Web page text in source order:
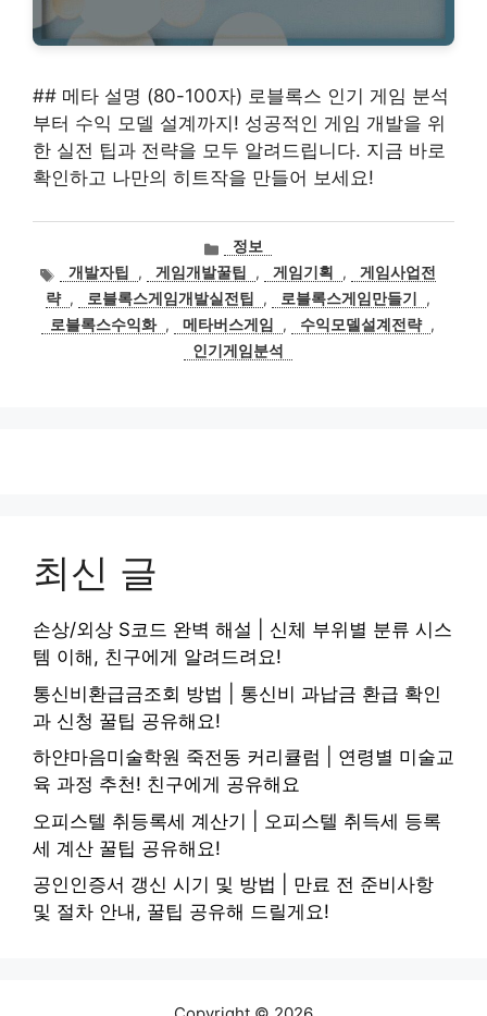
## 메타 설명 (80-100자) 로블록스 인기 게임 분석
부터 수익 모델 설계까지! 성공적인 게임 개발을 위
한 실전 팁과 전략을 모두 알려드립니다. 지금 바로
확인하고 나만의 히트작을 만들어 보세요!
카
테
고
리
정보
태
그
개발자팁 , 게임개발꿀팁 , 게임기획 ,
게임사업전
략 , 로블록스게임개발실전팁 , 로블록스게임만들기
,
로블록스수익화 , 메타버스게임 , 수익모델설계전략 ,
인기게임분석
최신 글
손상/외상 S코드 완벽 해설 | 신체 부위별 분류 시스
템 이해, 친구에게 알려드려요!
통신비환급금조회 방법 | 통신비 과납금 환급 확인
과 신청 꿀팁 공유해요!
하얀마음미술학원 죽전동 커리큘럼 | 연령별 미술교
육 과정 추천! 친구에게 공유해요
오피스텔 취등록세 계산기 | 오피스텔 취득세 등록
세 계산 꿀팁 공유해요!
공인인증서 갱신 시기 및 방법 | 만료 전 준비사항
및 절차 안내, 꿀팁 공유해 드릴게요!